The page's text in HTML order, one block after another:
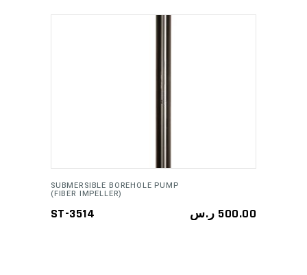
ADD TO CART
SUBMERSIBLE BOREHOLE PUMP
(FIBER IMPELLER)
ST-3514 500.00 ر.س